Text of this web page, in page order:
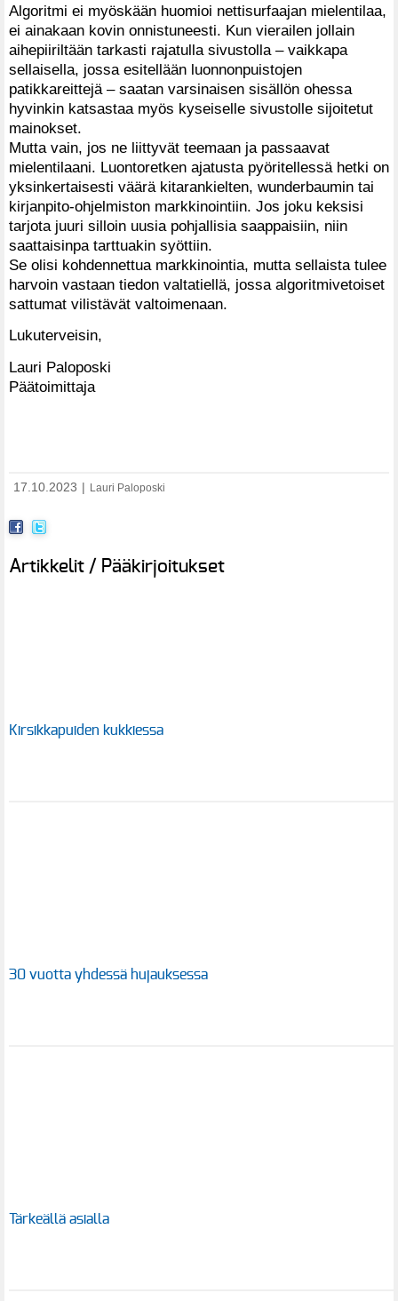
Algoritmi ei myöskään huomioi nettisurfaajan mielentilaa,
ei ainakaan kovin onnistuneesti. Kun vierailen jollain
aihepiiriltään tarkasti rajatulla sivustolla – vaikkapa
sellaisella, jossa esitellään luonnonpuistojen
patikkareittejä – saatan varsinaisen sisällön ohessa
hyvinkin katsastaa myös kyseiselle sivustolle sijoitetut
mainokset.
Mutta vain, jos ne liittyvät teemaan ja passaavat
mielentilaani. Luontoretken ajatusta pyöritellessä hetki on
yksinkertaisesti väärä kitarankielten, wunderbaumin tai
kirjanpito-ohjelmiston markkinointiin. Jos joku keksisi
tarjota juuri silloin uusia pohjallisia saappaisiin, niin
saattaisinpa tarttuakin syöttiin.
Se olisi kohdennettua markkinointia, mutta sellaista tulee
harvoin vastaan tiedon valtatiellä, jossa algoritmivetoiset
sattumat vilistävät valtoimenaan.
Lukuterveisin,
Lauri Paloposki
Päätoimittaja
17.10.2023 Lauri Paloposki
Artikkelit / Pääkirjoitukset
Kirsikkapuiden kukkiessa
30 vuotta yhdessä hujauksessa
Tärkeällä asialla